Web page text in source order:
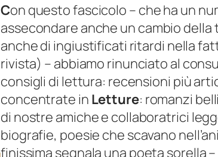
Con questo fascicolo – che ha un
assecondare anche un cambio
anche di ingiustificati ritardi nella
rivista) – abbiamo rinunciato al
consigli di lettura: recensioni più
concentrate in Letture: romanzi
di nostre amiche e collaboratrici
biografie, poesie che scavano
finissima segnala una poeta sorella